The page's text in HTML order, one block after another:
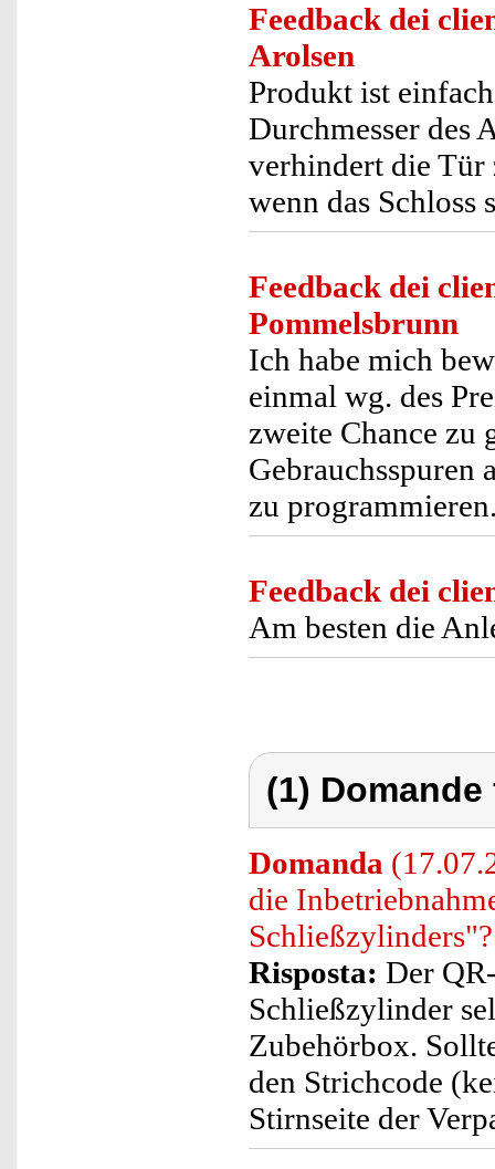
Feedback dei
Arolsen
Produkt ist
Durchmesser des
verhindert die Tür
wenn das Schloss
Feedback dei
Pommelsbrunn
Ich habe mich
einmal wg. des
zweite Chance zu
Gebrauchsspuren
zu
Feedback dei
Am besten die
(1)
Domanda
die
Schließzylinders"?
Risposta: Der
Schließzylinder
Zubehörbox.
den Strichcode
Stirnseite der